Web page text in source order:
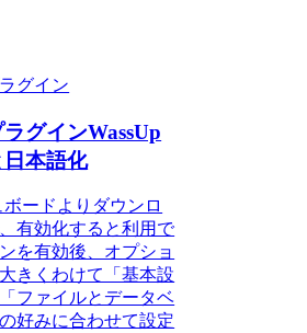
グイン
グインWassUp
本語化
ボードよりダウンロ
有効化すると利用で
を有効後、オプショ
きくわけて「基本設
ファイルとデータベ
好みに合わせて設定